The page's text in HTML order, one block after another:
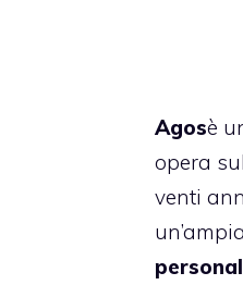
Agosè
opera
venti